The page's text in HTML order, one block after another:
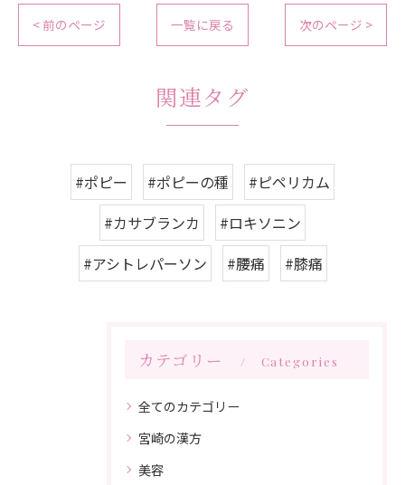
< 前のページ 一覧に戻る 次のページ >
関連タグ
#ポピー #ポピーの種
#ピペリカム
#カサブランカ
#ロキソニン
#アシトレパーソン
#腰痛 #膝痛
カテゴリー Categories
全てのカテゴリー
宮崎の漢方
美容